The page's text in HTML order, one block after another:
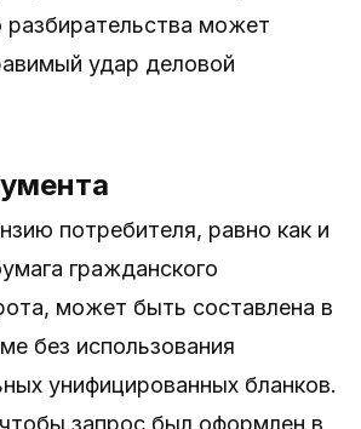
разбирательства может
удар деловой
потребителя, равно как и
гражданского
может быть составлена в
без использования
унифицированных бланков.
запрос был оформлен в